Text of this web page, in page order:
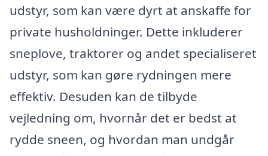
udstyr, som kan være dyrt at anskaffe for
private husholdninger. Dette inkluderer
sneplove, traktorer og andet specialiseret
udstyr, som kan gøre rydningen mere
effektiv. Desuden kan de tilbyde
vejledning om, hvornår det er bedst at
rydde sneen, og hvordan man undgår